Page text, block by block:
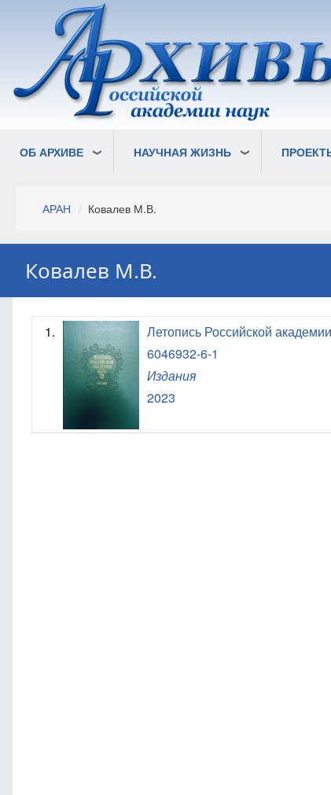
основному
содержанию
ОБ АРХИВЕ НАУЧНАЯ ЖИЗНЬ
Строка
АРАН Ковалев М.В.
Ковалев М.В.
1.
Летопись Российской
6046932-6-1
Издания
2023